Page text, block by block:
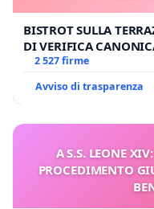
BISTROT SULLA
DI VERIFICA
GAMBETTI
2 527 firme
Avviso di trasparenza
A S.S. LEONE
PROCEDIMENTO